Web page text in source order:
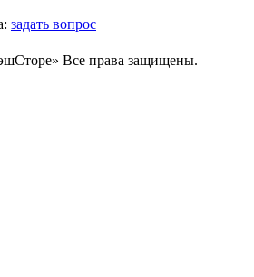
задать вопрос
Все права защищены.